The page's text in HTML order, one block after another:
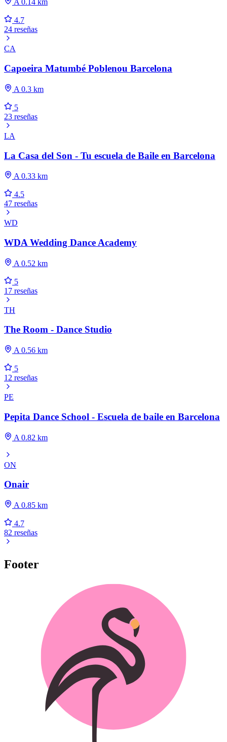
A 0.14 km
4.7
24 reseñas
CA
Capoeira Matumbé Poblenou Barcelona
A 0.3 km
5
23 reseñas
LA
La Casa del Son - Tu escuela de Baile en Barcelona
A 0.33 km
4.5
47 reseñas
WD
WDA Wedding Dance Academy
A 0.52 km
5
17 reseñas
TH
The Room - Dance Studio
A 0.56 km
5
12 reseñas
PE
Pepita Dance School - Escuela de baile en Barcelona
A 0.82 km
ON
Onair
A 0.85 km
4.7
82 reseñas
Footer